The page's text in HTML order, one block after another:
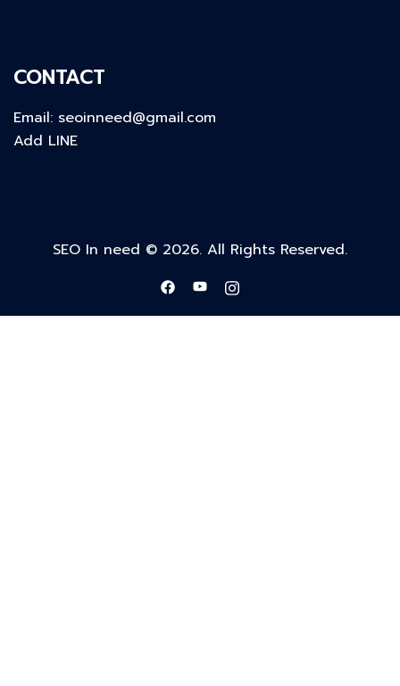
CONTACT
Email: seoinneed@gmail.com
Add LINE
SEO In need © 2026. All Rights Reserved.